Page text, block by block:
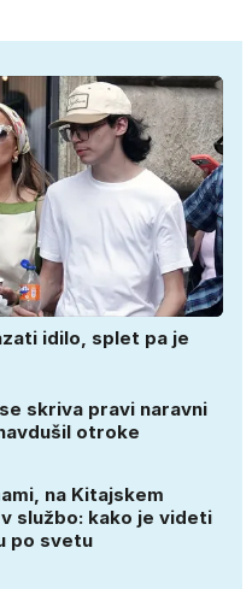
idilo, splet pa je
skriva pravi naravni
otroke
na Kitajskem
v službo: kako je videti
po svetu